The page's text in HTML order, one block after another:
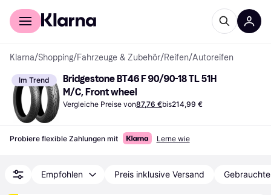
Für Shopper
Klarna/Shopping/Fahrzeuge & Zubehör/Reifen/Autoreifen
Im Trend
Bridgestone BT46 F 90/90-18 TL 51H
M/C, Front wheel
Vergleiche Preise von87,76 €bis214,99 €
Probiere flexible Zahlungen mit Lerne wie
Empfohlen Preis inklusive Versand